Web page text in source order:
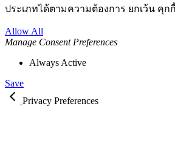
ประเภทได้ตามความต้องการ ยกเว้น คุก
Allow All
Manage Consent Preferences
Always Active
Save
Privacy Preferences